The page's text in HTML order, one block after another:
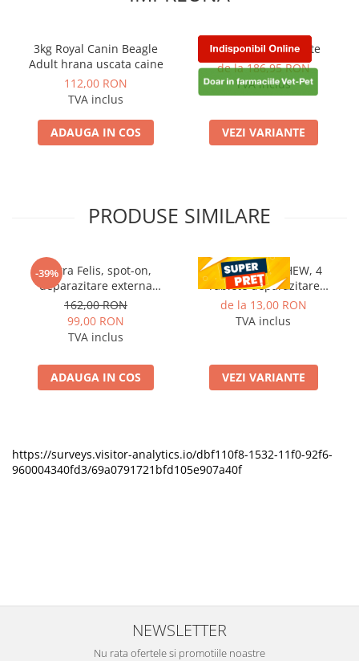
3kg Royal Canin Beagle
Adult hrana uscata caine
112,00 RON
TVA inclus
ADAUGA IN COS
Selehold Cat 3 Pipete
de la 186,95 RON
TVA inclus
VEZI VARIANTE
PRODUSE SIMILARE
-39%
Vectra Felis, spot-on,
deparazitare externa
pentru pisici, 3 pipete
162,00 RON
99,00 RON
TVA inclus
ADAUGA IN COS
CESTAL PLUS CHEW, 4
Tablete deparazitare
interna pentru caini
de la 13,00 RON
TVA inclus
VEZI VARIANTE
https://surveys.visitor-analytics.io/dbf110f8-1532-11f0-92f6-
960004340fd3/69a0791721bfd105e907a40f
NEWSLETTER
Nu rata ofertele si promotiile noastre